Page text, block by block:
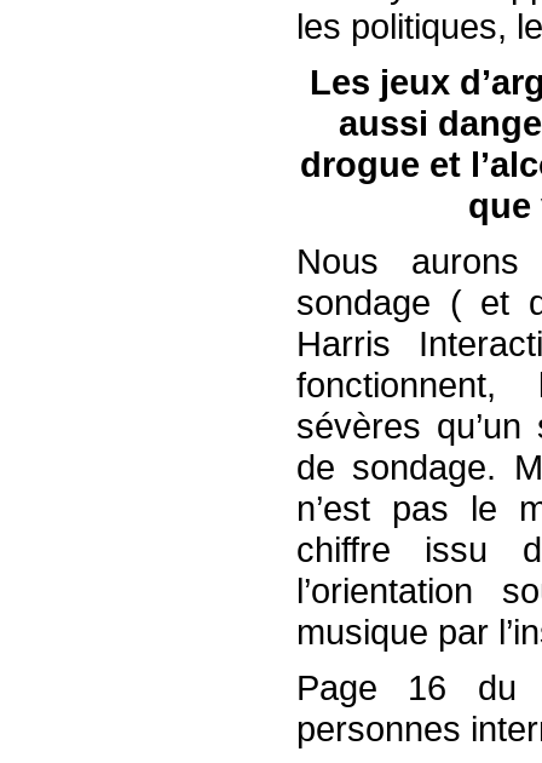
les politiques,
Les jeux
aussi
drogue et
que
Nous
sondage ( et
Harris
fonctionnent,
sévères
de sondage.
n’est pas le
chiffre issu
l’orientation
musique par
Page 16 du
personnes